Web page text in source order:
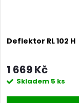
Deflektor RL 102 H
1 669 Kč
Skladem 5 ks